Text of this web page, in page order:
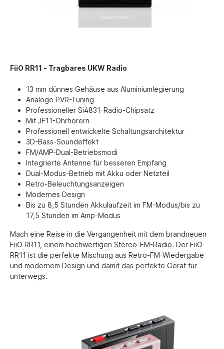
FiiO RR11 - Tragbares UKW Radio
13 mm dünnes Gehäuse aus Aluminiumlegierung
Analoge PVR-Tuning
Professioneller Si4831-Radio-Chipsatz
Mit JF11-Ohrhörern
Professionell entwickelte Schaltungsarchitektur
3D-Bass-Soundeffekt
FM/AMP-Dual-Betriebsmodi
Integrierte Antenne für besseren Empfang
Dual-Modus-Betrieb mit Akku oder Netzteil
Retro-Beleuchtungsanzeigen
Modernes Design
Bis zu 8,5 Stunden Akkulaufzeit im FM-Modus/bis zu
17,5 Stunden im Amp-Modus
Mach eine Reise in die Vergangenheit mit dem brandneuen
FiiO RR11, einem hochwertigen Stereo-FM-Radio. Der FiiO
RR11 ist die perfekte Mischung aus Retro-FM-Wiedergabe
und modernem Design und damit das perfekte Gerät für
unterwegs.